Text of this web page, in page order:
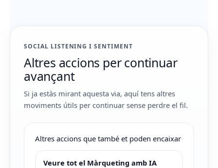
SOCIAL LISTENING I SENTIMENT
Altres accions per continuar
avançant
Si ja estàs mirant aquesta via, aquí tens altres
moviments útils per continuar sense perdre el fil.
Altres accions que també et poden encaixar
Veure tot el Màrqueting amb IA